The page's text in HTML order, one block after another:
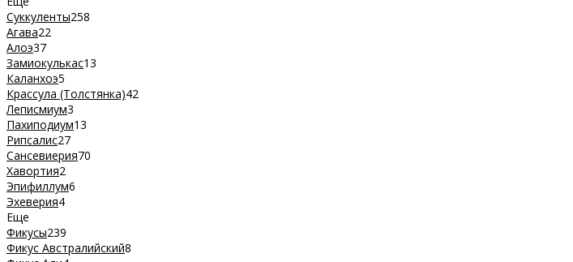
Суккуленты258
Агава22
Алоэ37
Замиокулькас13
Каланхоэ5
Крассула (Толстянка)42
Леписмиум3
Пахиподиум13
Рипсалис27
Сансевиерия70
Хавортия2
Эпифиллум6
Эхеверия4
Еще
Фикусы239
Фикус Австралийский8